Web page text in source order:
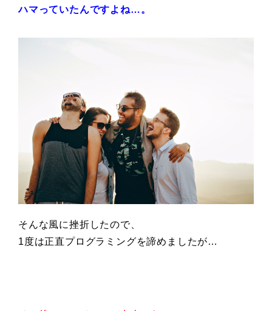
ハマっていたんですよね…。
そんな風に挫折したので、
1度は正直プログラミングを諦めましたが…